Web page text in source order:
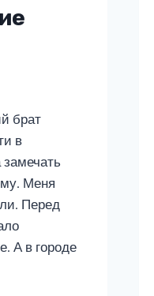
брат
в
Меня
Перед
А в городе